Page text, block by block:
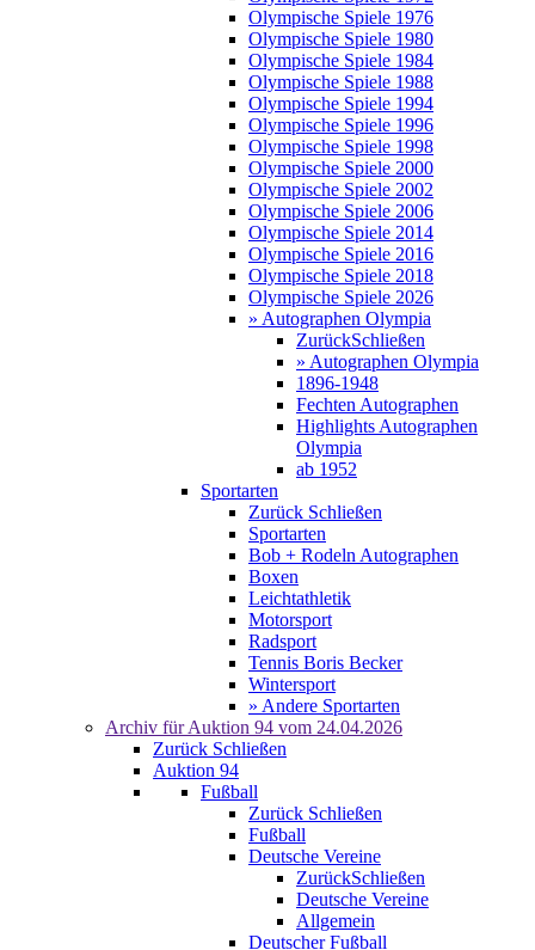
Olympische Spiele 1976
Olympische Spiele 1980
Olympische Spiele 1984
Olympische Spiele 1988
Olympische Spiele 1994
Olympische Spiele 1996
Olympische Spiele 1998
Olympische Spiele 2000
Olympische Spiele 2002
Olympische Spiele 2006
Olympische Spiele 2014
Olympische Spiele 2016
Olympische Spiele 2018
Olympische Spiele 2026
» Autographen Olympia
ZurückSchließen
» Autographen Olympia
1896-1948
Fechten Autographen
Highlights Autographen
Olympia
ab 1952
Sportarten
Zurück Schließen
Sportarten
Bob + Rodeln Autographen
Boxen
Leichtathletik
Motorsport
Radsport
Tennis Boris Becker
Wintersport
» Andere Sportarten
Archiv für Auktion 94 vom 24.04.2026
Zurück Schließen
Auktion 94
Fußball
Zurück Schließen
Fußball
Deutsche Vereine
ZurückSchließen
Deutsche Vereine
Allgemein
Deutscher Fußball